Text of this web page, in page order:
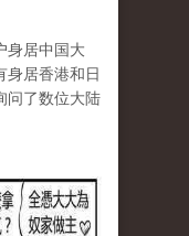
身居中国大
身居香港和日
问了数位大陆